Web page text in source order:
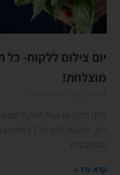
יום צילום ללקוח-
מוצלחת!
לפני כמה שבועות הפקתי יום
חוץ, סוכנות סושיאל ניראת
מסתובבים
קרא עוד »